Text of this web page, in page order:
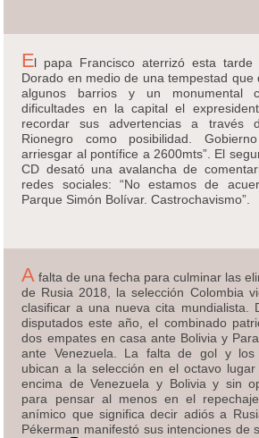
El papa Francisco aterrizó esta
Dorado en medio de una tempestad que
algunos barrios y un monumental
dificultades en la capital el
recordar sus advertencias a través
Rionegro como posibilidad.
arriesgar al pontífice a 2600mts”. El
CD desató una avalancha de
redes sociales: “No estamos de
Parque Simón Bolívar. Castrochavismo”.
A falta de una fecha para culminar las
de Rusia 2018, la selección Colombia
clasificar a una nueva cita mundialista.
disputados este año, el combinado
dos empates en casa ante Bolivia y
ante Venezuela. La falta de gol y los
ubican a la selección en el octavo
encima de Venezuela y Bolivia y sin
para pensar al menos en el
anímico que significa decir adiós a
Pékerman manifestó sus intenciones de